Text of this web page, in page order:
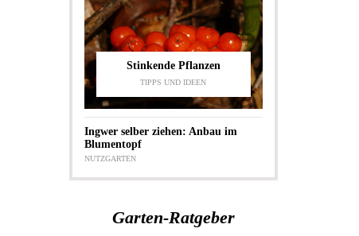
Stinkende Pflanzen
TIPPS UND IDEEN
Ingwer selber ziehen: Anbau im
Blumentopf
NUTZGARTEN
Garten-Ratgeber